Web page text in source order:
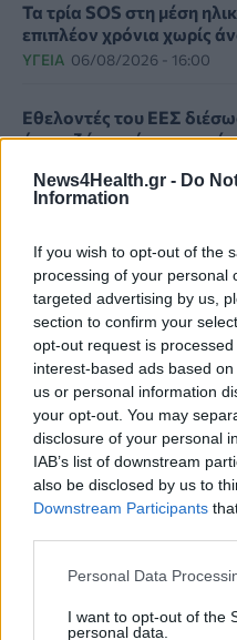
News4Health.gr - Do
Information
If you wish to opt-out of the
processing of your personal
targeted advertising by us,
section to confirm your
opt-out request is
interest-based ads based
us or personal information
your opt-out. You may
disclosure of your personal
IAB’s list of downstream
also be disclosed by us to
Downstream Participants
Personal Data
I want to opt-out of the
personal data.
Τα τρία SOS στη μέση
επιπλέον χρόνια χωρίς
ΥΓΕΊΑ 06/08/2026 - 16:00
Εθελοντές του ΕΕΣ
άγρια ζώα από τις
έγκαιρη αναγνώριση της
γυναίκες με αναπηρία
ΨΥΧΙΚΉ ΥΓΕΊΑ 06/08/2026 -
Τα κουνούπια τελικά
στους ανθρώπους - Τι
ΥΓΕΊΑ 06/08/2026 - 15:00
Θεσσαλονίκη: Νέοι
σε 120.000 στρέμματα
Αυγούστου
ΕΔΟΕΑΠ: Συστάσεις για
06/08/2026 - 14:17
εργαζόμενους και